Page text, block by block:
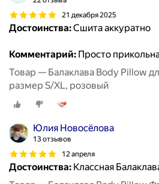
21 декабря 2025
Достоинства:Сшита аккуратно
Комментарий: Просто
Товар — Балаклава Body Pillow
размер S/XL, розовый
Юлия Новосëлова
13 отзывов
12 апреля
Достоинства: Классная